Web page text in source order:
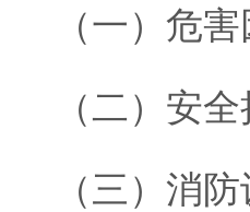
（一）危
（二）安
（三）消